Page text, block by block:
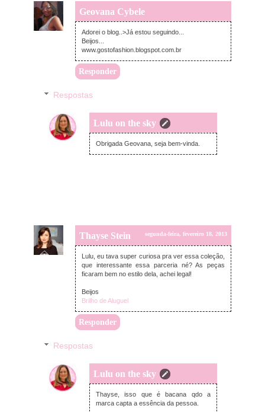
Geovana Cybele
segunda-feira, fevereiro 18, 2013
Adorei o blog..>Já estou seguindo...
Beijos...
www.gostofashion.blogspot.com.br
Responder
Respostas
Lulu on the sky
segunda-feira, fevereiro 18, 2013
Obrigada Geovana, seja bem-vinda.
Thayse Stein segunda-feira, fevereiro 18, 2013
Lulu, eu tava super curiosa pra ver essa coleção,
que interessante essa parceria né? As peças
ficaram bem no estilo dela, achei legal!
Beijos
Brilho de Aluguel
Responder
Respostas
Lulu on the sky
segunda-feira, fevereiro 18, 2013
Thayse, isso que é bacana qdo a
marca capta a essência da pessoa.